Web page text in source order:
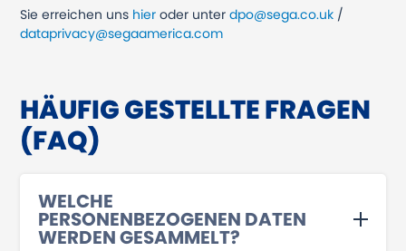
Sie erreichen uns hieroder unterdpo@sega.co.uk /
dataprivacy@segaamerica.com
HÄUFIG GESTELLTE FRAGEN
(FAQ)
WELCHE
PERSONENBEZOGENEN DATEN
WERDEN GESAMMELT?